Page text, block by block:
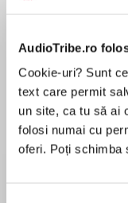
AudioTribe.ro
Cookie-uri? Sunt
text care permit
un site, ca tu să ai
folosi numai cu
oferi. Poți schimba
Elita de Argint (Elita